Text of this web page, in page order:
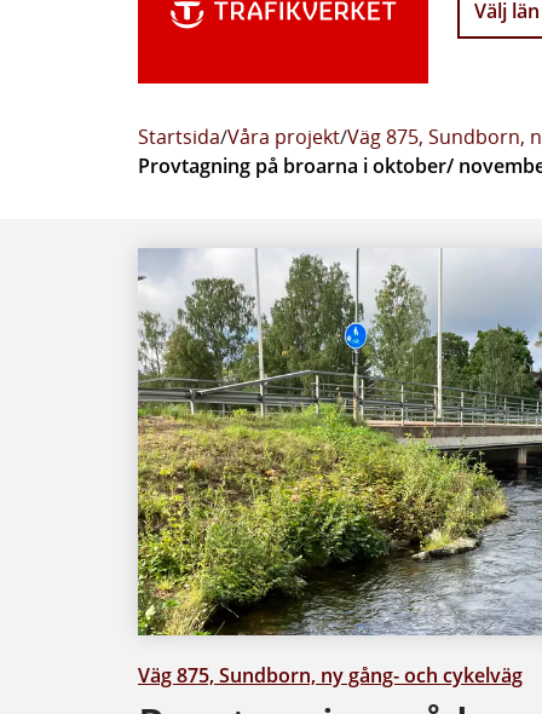
Välj län
Startsida/Våra projekt/Väg 875, Sundborn,
Provtagning på broarna i oktober/
Väg 875, Sundborn, ny gång- och cykelväg